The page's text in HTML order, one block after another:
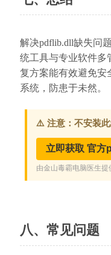
解决pdflib.dll缺失问
统工具与专业软件多
复方案能有效避免安
系统，防患于未然。
八、常见问题